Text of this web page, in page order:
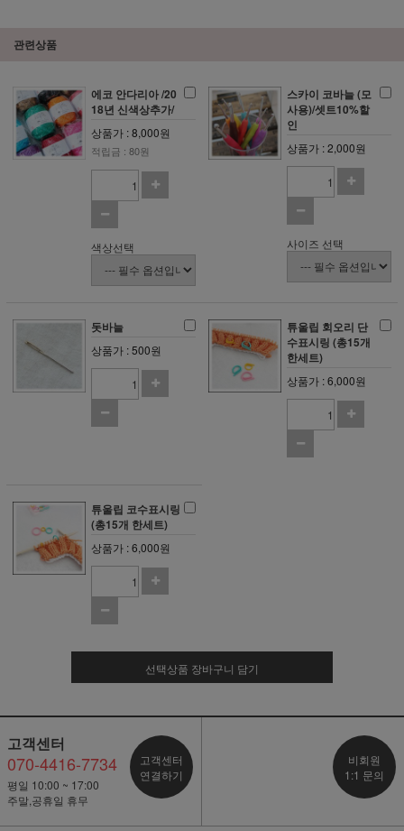
관련상품
에코 안다리아 /20
18년 신색상추가/
상품가 : 8,000원
적립금 : 80원
색상선택
스카이 코바늘 (모
사용)/셋트10%할
인
상품가 : 2,000원
사이즈 선택
돗바늘
상품가 : 500원
튜울립 회오리 단
수표시링 (총15개
한세트)
상품가 : 6,000원
튜울립 코수표시링
(총15개 한세트)
상품가 : 6,000원
선택상품 장바구니 담기
고객센터
070-4416-7734
평일 10:00 ~ 17:00
주말,공휴일 휴무
고객센터
연결하기
비회원
1:1 문의